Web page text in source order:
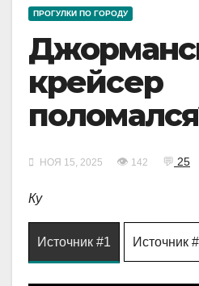
ПРОГУЛКИ ПО ГОРОДУ
крейсер
НОЯ 15, 2025 👁 142 💬 25
Ку
Источник #1 Источник